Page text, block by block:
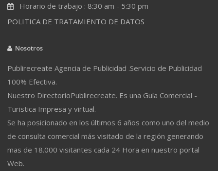
Horario de trabajo : 8:30 am - 5:30 pm
POLITICA DE TRATAMIENTO DE DATOS
Nosotros
Publirecreate Agencia de Publicidad .Servicio de Publicidad
100% Efectiva.
Nuestro DirectorioPublirecreate. Es una Guía Comercial -
Turistica Impresa y virtual.
Se ha posicionado en los últimos 6 años como uno del medio
de consulta comercial más visitado de la región generando
mas de 18.000 visitantes cada 24 Hora en nuestro portal
Web.